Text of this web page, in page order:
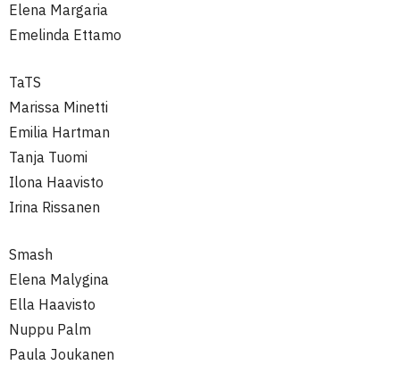
Elena Margaria
Emelinda Ettamo
TaTS
Marissa Minetti
Emilia Hartman
Tanja Tuomi
Ilona Haavisto
Irina Rissanen
Smash
Elena Malygina
Ella Haavisto
Nuppu Palm
Paula Joukanen